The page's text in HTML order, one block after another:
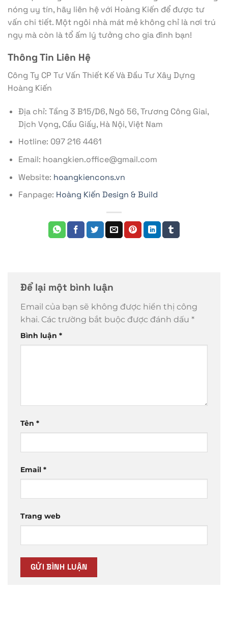
nóng uy tín, hãy liên hệ với Hoàng Kiến để được tư
vấn chi tiết. Một ngôi nhà mát mẻ không chỉ là nơi trú
ngụ mà còn là tổ ấm lý tưởng cho gia đình bạn!
Thông Tin Liên Hệ
Công Ty CP Tư Vấn Thiết Kế Và Đầu Tư Xây Dựng
Hoàng Kiến
Địa chỉ: Tầng 3 B15/D6, Ngõ 56, Trương Công Giai,
Dịch Vọng, Cầu Giấy, Hà Nội, Việt Nam
Hotline: 097 216 4461
Email: hoangkien.office@gmail.com
Website: hoangkiencons.vn
Fanpage: Hoàng Kiến Design & Build
Để lại một bình luận
Email của bạn sẽ không được hiển thị công
khai. Các trường bắt buộc được đánh dấu *
Bình luận *
Tên *
Email *
Trang web